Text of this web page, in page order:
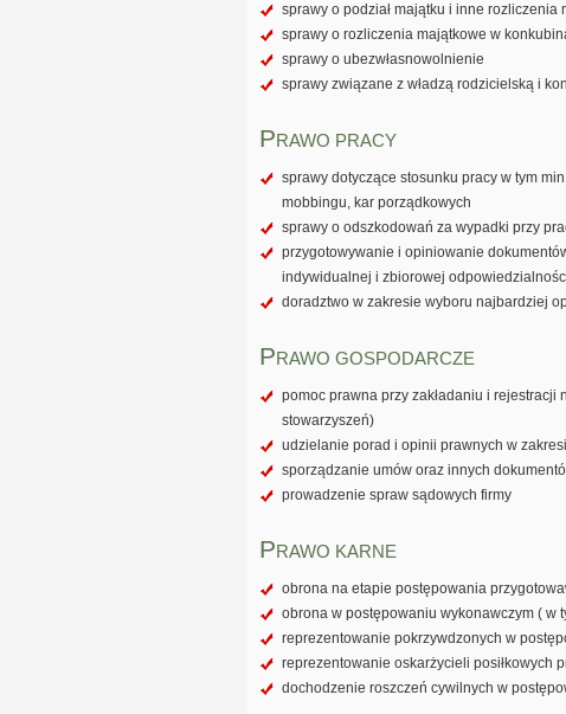
sprawy o podział majątku i inne rozliczenia
sprawy o rozliczenia majątkowe w
sprawy o ubezwłasnowolnienie
sprawy związane z władzą rodzicielską i
PRAWO PRACY
sprawy dotyczące stosunku pracy w tym
mobbingu, kar porządkowych
sprawy o odszkodowań za wypadki przy
przygotowywanie i opiniowanie
indywidualnej i zbiorowej
doradztwo w zakresie wyboru najbardziej
PRAWO GOSPODARCZE
pomoc prawna przy zakładaniu i
stowarzyszeń)
udzielanie porad i opinii prawnych w
sporządzanie umów oraz innych
prowadzenie spraw sądowych firmy
PRAWO KARNE
obrona na etapie postępowania
obrona w postępowaniu wykonawczym ( w
reprezentowanie pokrzywdzonych w
reprezentowanie oskarżycieli posiłkowych
dochodzenie roszczeń cywilnych w